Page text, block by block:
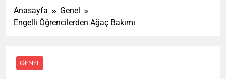
Anasayfa
Genel
Engelli Öğrencilerden Ağaç Bakımı
GENEL